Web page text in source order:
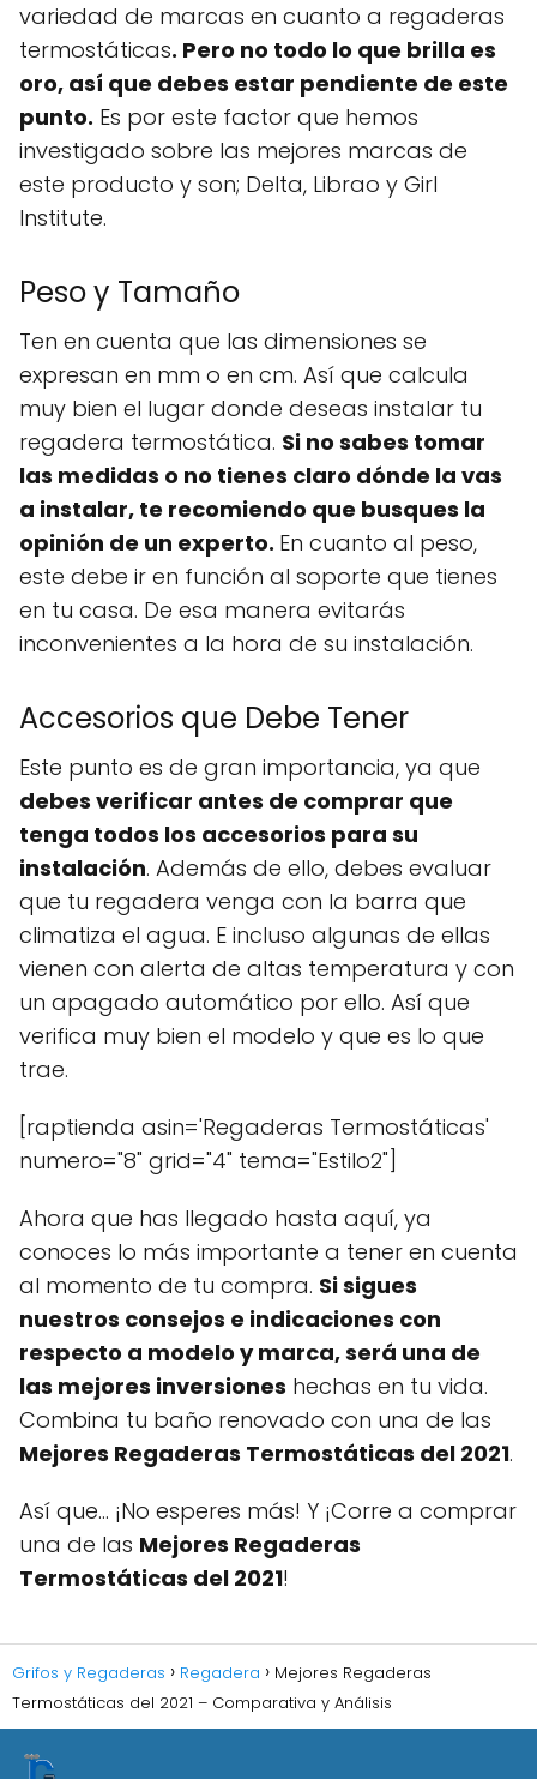
variedad de marcas en cuanto a regaderas
termostáticas. Pero no todo lo que brilla es
oro, así que debes estar pendiente de este
punto. Es por este factor que hemos
investigado sobre las mejores marcas de
este producto y son; Delta, Librao y Girl
Institute.
Peso y Tamaño
Ten en cuenta que las dimensiones se
expresan en mm o en cm. Así que calcula
muy bien el lugar donde deseas instalar tu
regadera termostática. Si no sabes tomar
las medidas o no tienes claro dónde la vas
a instalar, te recomiendo que busques la
opinión de un experto. En cuanto al peso,
este debe ir en función al soporte que tienes
en tu casa. De esa manera evitarás
inconvenientes a la hora de su instalación.
Accesorios que Debe Tener
Este punto es de gran importancia, ya que
debes verificar antes de comprar que
tenga todos los accesorios para su
instalación. Además de ello, debes evaluar
que tu regadera venga con la barra que
climatiza el agua. E incluso algunas de ellas
vienen con alerta de altas temperatura y con
un apagado automático por ello. Así que
verifica muy bien el modelo y que es lo que
trae.
[raptienda asin='Regaderas Termostáticas'
numero="8" grid="4" tema="Estilo2"]
Ahora que has llegado hasta aquí, ya
conoces lo más importante a tener en cuenta
al momento de tu compra. Si sigues
nuestros consejos e indicaciones con
respecto a modelo y marca, será una de
las mejores inversiones hechas en tu vida.
Combina tu baño renovado con una de las
Mejores Regaderas Termostáticas del 2021.
Así que… ¡No esperes más! Y ¡Corre a comprar
una de las Mejores Regaderas
Termostáticas del 2021!
Grifos y Regaderas Regadera
Mejores Regaderas
Termostáticas del 2021 – Comparativa y Análisis